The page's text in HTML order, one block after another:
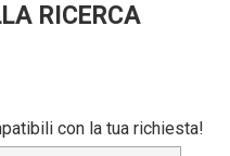
RICERCA
con la tua richiesta!